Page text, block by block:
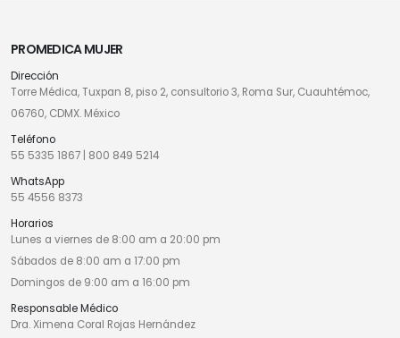
PROMEDICA MUJER
Dirección
Torre Médica, Tuxpan 8, piso 2, consultorio 3, Roma Sur, Cuauhtémoc,
06760, CDMX. México
Teléfono
55 5335 1867
800 849 5214
WhatsApp
55 4556 8373
Horarios
Lunes a viernes de 8:00 am a 20:00 pm
Sábados de 8:00 am a 17:00 pm
Domingos de 9:00 am a 16:00 pm
Responsable Médico
Dra. Ximena Coral Rojas Hernández